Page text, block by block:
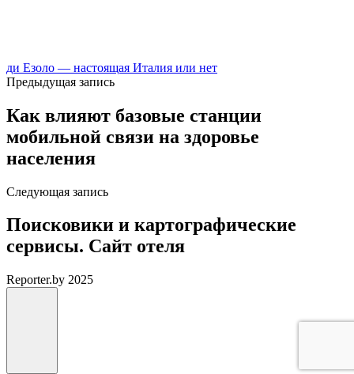
ди Езоло — настоящая Италия или нет
Предыдущая запись
Как влияют базовые станции
мобильной связи на здоровье
населения
Следующая запись
Поисковики и картографические
сервисы. Сайт отеля
Reporter.by 2025